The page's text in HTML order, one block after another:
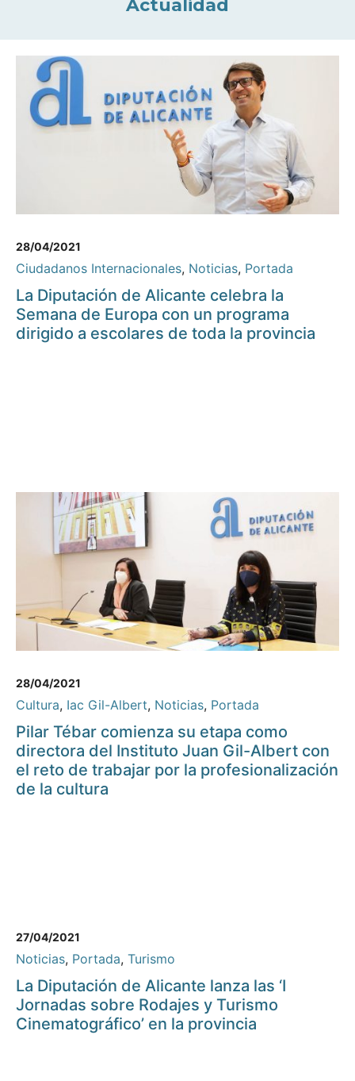
Actualidad
28/04/2021
Ciudadanos Internacionales, Noticias, Portada
La Diputación de Alicante celebra la
Semana de Europa con un programa
dirigido a escolares de toda la provincia
28/04/2021
Cultura, Iac Gil-Albert, Noticias, Portada
Pilar Tébar comienza su etapa como
directora del Instituto Juan Gil-Albert con
el reto de trabajar por la profesionalización
de la cultura
27/04/2021
Noticias, Portada, Turismo
La Diputación de Alicante lanza las ‘I
Jornadas sobre Rodajes y Turismo
Cinematográfico’ en la provincia